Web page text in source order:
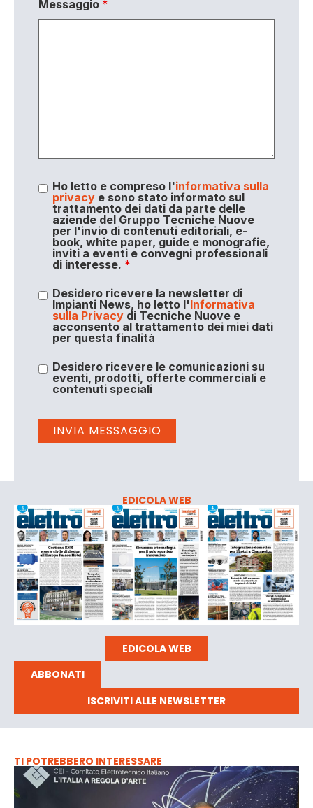
Messaggio *
Ho letto e compreso l'informativa sulla
privacye sono stato informato sul
trattamento dei dati da parte delle
aziende del Gruppo Tecniche Nuove
per l'invio di contenuti editoriali, e-
book, white paper, guide e monografie,
inviti a eventi e convegni professionali
di interesse. *
Desidero ricevere la newsletter di
Impianti News, ho letto l'Informativa
sulla Privacydi Tecniche Nuove e
acconsento al trattamento dei miei dati
per questa finalità
Desidero ricevere le comunicazioni su
eventi, prodotti, offerte commerciali e
contenuti speciali
EDICOLA WEB
EDICOLA WEB
ABBONATI
ISCRIVITI ALLE NEWSLETTER
TI POTREBBERO INTERESSARE